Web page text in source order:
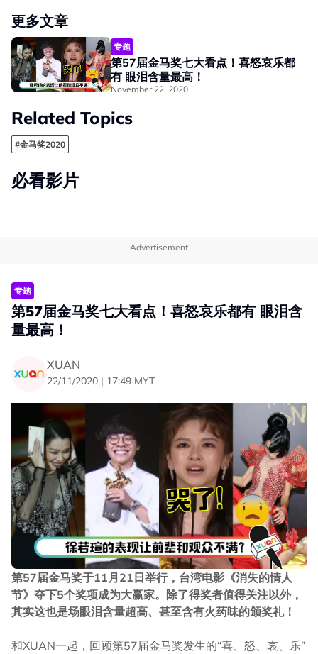
更多文章
专题
第57届金马奖七大看点！喜怒哀乐都
有 眼泪含量最高！
November 22, 2020
Related Topics
#金马奖2020
必看影片
Advertisement
专题
第57届金马奖七大看点！喜怒哀乐都有 眼泪含
量最高！
XUAN
22/11/2020 | 17:49 MYT
第57届金马奖于11月21日举行，台湾电影《消失的情人
节》夺下5个奖项成为大赢家。除了得奖者值得关注以外，
其实这也是场眼泪含量超高、甚至含有火药味的颁奖礼！
和XUAN一起，回顾第57届金马奖发生的“喜、怒、哀、乐”